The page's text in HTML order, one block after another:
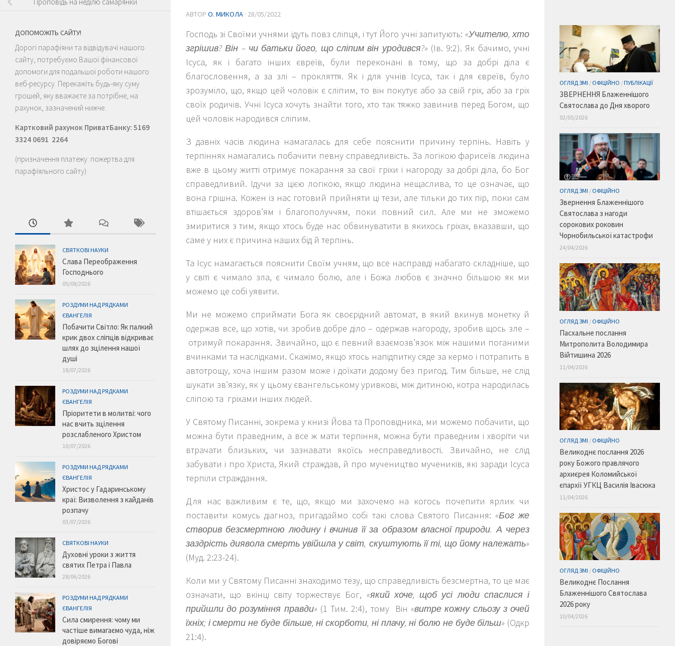
АВТОР О. МИКОЛА · 28/05/2022
Господь зі Своїми учнями ідуть повз сліпця, і тут Його учні запитують: «Учителю, хто
згрішив? Він – чи батьки його, що сліпим він уродився?»(Ів. 9:2). Як бачимо, учні
Ісуса, як і багато інших євреїв, були переконані в тому, що за добрі діла є
благословення, а за злі – прокляття. Як і для учнів Ісуса, так і для євреїв, було
зрозуміло, що, якщо цей чоловік є сліпим, то він покутує або за свій гріх, або за гріх
своїх родичів. Учні Ісуса хочуть знайти того, хто так тяжко завинив перед Богом, що
цей чоловік народився сліпим.
З давніх часів людина намагалась для себе пояснити причину терпінь. Навіть у
терпіннях намагались побачити певну справедливість. За логікою фарисеїв людина
вже в цьому житті отримує покарання за свої гріхи і нагороду за добрі діла, бо Бог
справедливий. Ідучи за цією логікою, якщо людина нещаслива, то це означає, що
вона грішна. Кожен із нас готовий прийняти ці тези, але тільки до тих пір, поки сам
втішається здоров’ям і благополуччям, поки повний сил. Але ми не зможемо
змиритися з тим, якщо хтось буде нас обвинуватити в якихось гріхах, вказавши, що
саме у них є причина наших бід й терпінь.
Та Ісус намагається пояснити Своїм учням, що все насправді набагато складніше, що
у світі є чимало зла, є чимало болю, але і Божа любов є значно більшою як ми
можемо це собі уявити.
Ми не можемо сприймати Бога як своєрідний автомат, в який вкинув монетку й
одержав все, що хотів, чи зробив добре діло – одержав нагороду, зробив щось зле –
отримуй покарання. Звичайно, що є певний взаємозв’язок між нашими поганими
вчинками та наслідками. Скажімо, якщо хтось напідпитку сяде за кермо і потрапить в
автотрощу, хоча іншим разом може і доїхати додому без пригод. Тим більше, не слід
шукати зв’язку, як у цьому євангельському уривкові, між дитиною, котра народилась
сліпою та гріхами інших людей.
У Святому Писанні, зокрема у книзі Йова та Проповідника, ми можемо побачити, що
можна бути праведним, а все ж мати терпіння, можна бути праведним і хворіти чи
втрачати близьких, чи зазнавати якоїсь несправедливості. Звичайно, не слід
забувати і про Христа, Який страждав, й про мучеництво мучеників, які заради Ісуса
терпіли страждання.
Для нас важливим є те, що, якщо ми захочемо на когось почепити ярлик чи
поставити комусь діагноз, пригадаймо собі такі слова Святого Писання: «Бог же
створив безсмертною людину і вчинив її за образом власної природи. А через
заздрість диявола смерть увійшла у світ, скуштують її ті, що йому належать»
(Муд. 2:23-24).
Коли ми у Святому Писанні знаходимо тезу, що справедливість безсмертна, то це має
означати, що вкінці світу торжествує Бог, «який хоче, щоб усі люди спаслися і
прийшли до розуміння правди»(1 Тим. 2:4), тому Він«витре кожну сльозу з очей
їхніх; і смерти не буде більше, ні скорботи, ні плачу, ні болю не буде більш» (Одкр
21:4).
Проповідь на неділю самарянки
ДОПОМОЖІТЬ САЙТУ!
Дорогі парафіяни та відвідувачі нашого
сайту, потребуємо Вашої фінансової
допомоги для подальшої роботи нашого
веб-ресурсу. Перекажіть будь-яку суму
грошей, яку вважаєте за потрібне, на
рахунок, зазначений нижче.
Картковий рахунок ПриватБанку: 5169
3324 0691 2264
(призначення платежу: пожертва для
парафіяльного сайту)
СВЯТКОВІ НАУКИ
Слава Переображення
Господнього
05/08/2026
РОЗДУМИ НАД РЯДКАМИ
ЄВАНГЕЛІЯ
Побачити Світло: Як палкий
крик двох сліпців відкриває
шлях до зцілення нашої
душі
18/07/2026
РОЗДУМИ НАД РЯДКАМИ
ЄВАНГЕЛІЯ
Пріоритети в молитві: чого
нас вчить зцілення
розслабленого Христом
10/07/2026
РОЗДУМИ НАД РЯДКАМИ
ЄВАНГЕЛІЯ
Христос у Гадаринському
краї: Визволення з кайданів
розпачу
03/07/2026
СВЯТКОВІ НАУКИ
Духовні уроки з життя
святих Петра і Павла
28/06/2026
РОЗДУМИ НАД РЯДКАМИ
ЄВАНГЕЛІЯ
Сила смирення: чому ми
частіше вимагаємо чуда, ніж
довіряємо Богові
ОГЛЯД ЗМІ / ОФІЦІЙНО /ПУБЛІКАЦІЇ
ЗВЕРНЕННЯ Блаженнішого
Святослава до Дня хворого
02/05/2026
ОГЛЯД ЗМІ / ОФІЦІЙНО
Звернення Блаженнішого
Святослава з нагоди
сорокових роковин
Чорнобильської катастрофи
24/04/2026
ОГЛЯД ЗМІ / ОФІЦІЙНО
Пасхальне послання
Митрополита Володимира
Війтишина 2026
11/04/2026
ОГЛЯД ЗМІ / ОФІЦІЙНО
Великоднє послання 2026
року Божого правлячого
архиєрея Коломийської
єпархії УГКЦ Василія Івасюка
11/04/2026
ОГЛЯД ЗМІ / ОФІЦІЙНО
Великоднє Послання
Блаженнішого Святослава
2026 року
10/04/2026